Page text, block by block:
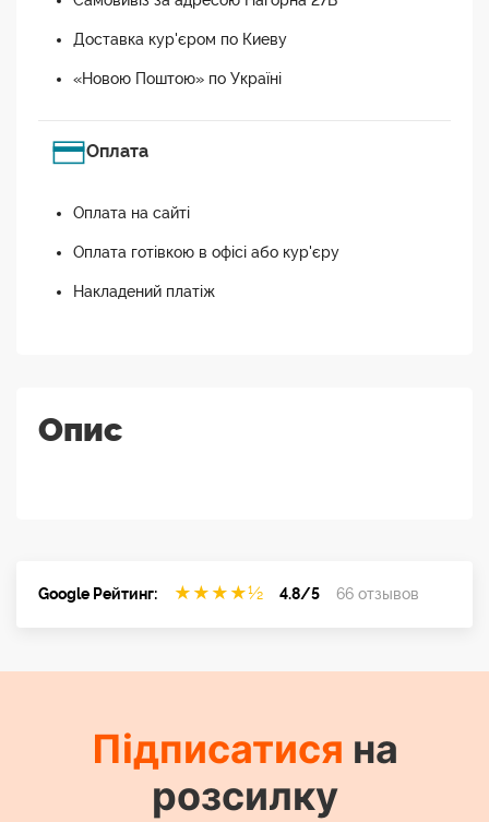
Доставка кур'єром по Киеву
«Новою Поштою» по Україні
Оплата
Оплата на сайті
Оплата готівкою в офісі або кур'єру
Накладений платіж
Опис
Google Рейтинг: ★ ★ ★ ★½ 4.8/5 66 отзывов
Підписатися на
розсилку